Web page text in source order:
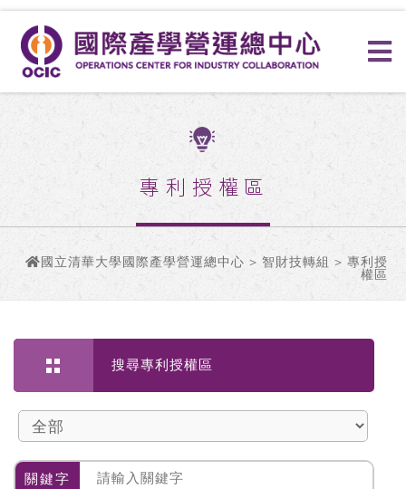
專利授權區
國立清華大學國際產學營運總中心 > 智財技轉組 > 專利授
權區
搜尋專利授權區
關鍵字